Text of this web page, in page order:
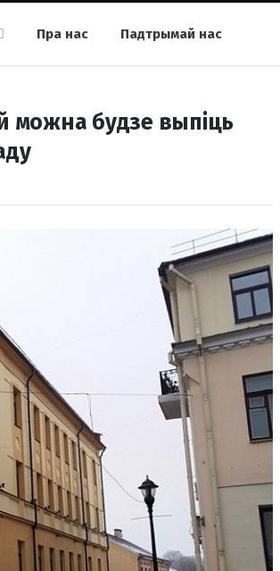
Пра нас
Падтрымай нас
можна будзе выпіць